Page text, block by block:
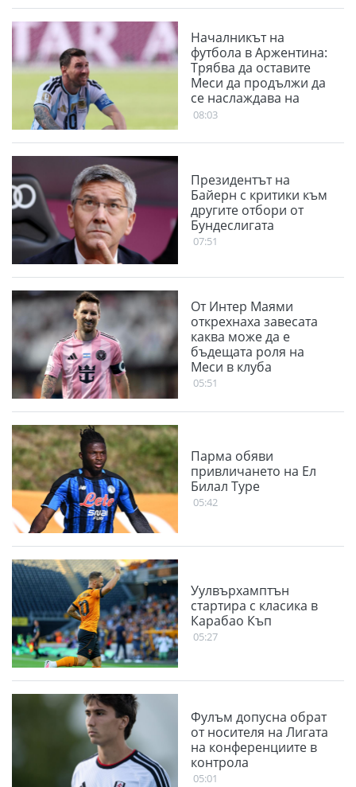
Началникът на
футбола в Аржентина:
Трябва да оставите
Меси да продължи да
се наслаждава на
футбола
08:03
Президентът на
Байерн с критики към
другите отбори от
Бундеслигата
07:51
От Интер Маями
открехнаха завесата
каква може да е
бъдещата роля на
Меси в клуба
05:51
Парма обяви
привличането на Ел
Билал Туре
05:42
Уулвърхамптън
стартира с класика в
Карабао Къп
05:27
Фулъм допусна обрат
от носителя на Лигата
на конференциите в
контрола
05:01